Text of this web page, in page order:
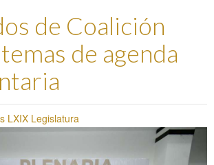
de Coalición
de agenda
LXIX Legislatura